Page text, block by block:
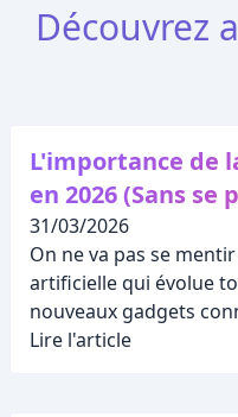
Découvrez
L'importance de
en 2026 (Sans
31/03/2026
On ne va pas se
artificielle qui évolue
nouveaux gadgets
Lire l'article